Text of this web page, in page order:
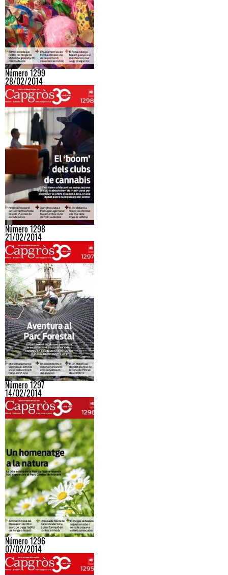
Número 1299
28/02/2014
Número 1298
21/02/2014
Número 1297
14/02/2014
Número 1296
07/02/2014